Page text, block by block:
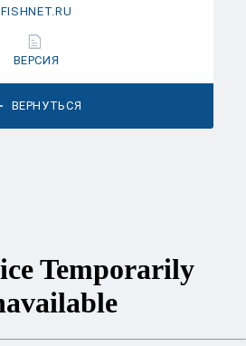
ВЕРНУТЬСЯ
FISHNET.RU
ВЕРСИЯ